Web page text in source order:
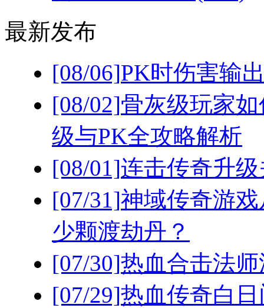
最新发布
[08/06]PK时伤害输
[08/02]骨灰级玩家
级与PK全攻略解析
[08/01]连击传奇升
[07/31]神域传奇游
少颗渡劫丹？
[07/30]热血合击法
[07/29]热血传奇白